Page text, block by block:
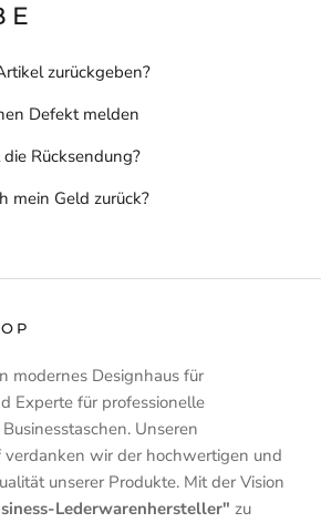
zurückgeben?
Defekt melden
Rücksendung?
mein Geld zurück?
modernes Designhaus für
Experte für professionelle
Unseren
verdanken wir der hochwertigen und
unserer Produkte. Mit der Vision
Lederwarenhersteller" zu